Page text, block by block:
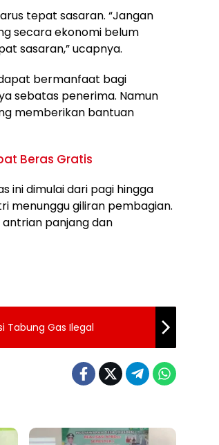
tepat sasaran. “Jangan
secara ekonomi belum
sasaran,” ucapnya.
bermanfaat bagi
sebatas penerima. Namun
memberikan bantuan
Beras Gratis
ini dimulai dari pagi hingga
menunggu giliran pembagian.
panjang dan
Tabung Gas Ilegal